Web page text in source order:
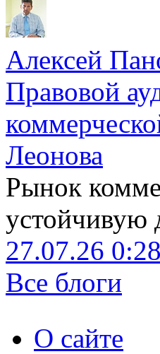
Алексей
Правовой
Леонова
Рынок
устойчивую
27.07.26 0:28
Все блоги
О сайте